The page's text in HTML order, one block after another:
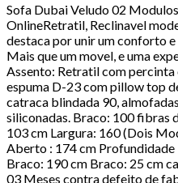
Sofa Dubai Veludo 02
OnlineRetratil, Reclinavel
destaca por unir um conforto
Mais que um movel, e uma
Assento: Retratil com percinta
espuma D-23 com pillow top
catraca blindada 90,
siliconadas. Braco: 100 fibras
103 cm Largura: 160 (Dois
Aberto : 174 cm Profundidade
Braco: 190 cm Braco: 25 cm
03 Meses contra defeito de